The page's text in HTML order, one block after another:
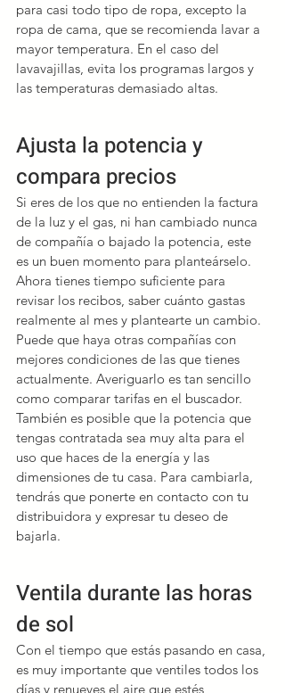
para casi todo tipo de ropa, excepto la
ropa de cama, que se recomienda lavar a
mayor temperatura. En el caso del
lavavajillas, evita los programas largos y
las temperaturas demasiado altas.
Ajusta la potencia y
compara precios
Si eres de los que no entienden la factura
de la luz y el gas, ni han cambiado nunca
de compañía o bajado la potencia, este
es un buen momento para planteárselo.
Ahora tienes tiempo suficiente para
revisar los recibos, saber cuánto gastas
realmente al mes y plantearte un cambio.
Puede que haya otras compañías con
mejores condiciones de las que tienes
actualmente. Averiguarlo es tan sencillo
como comparar tarifas en el buscador.
También es posible que la potencia que
tengas contratada sea muy alta para el
uso que haces de la energía y las
dimensiones de tu casa. Para cambiarla,
tendrás que ponerte en contacto con tu
distribuidora y expresar tu deseo de
bajarla.
Ventila durante las horas
de sol
Con el tiempo que estás pasando en casa,
es muy importante que ventiles todos los
días y renueves el aire que estés